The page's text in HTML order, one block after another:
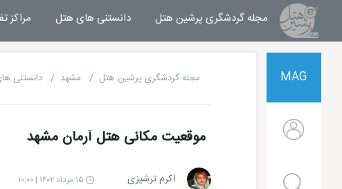
مجله گردشگری پرشین هتل مجله خبری پرشین هتل
دانستنی های هتل مراکز
MAG مجله گردشگری پرشین هتل مشهد دانستنی
موقعیت مکانی هتل آرمان مشهد
اکرم ترشیزی ۱۵ مرداد ۱۴۰۲ | ۱۰:۰۰